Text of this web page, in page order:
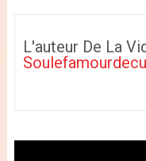
L'auteur De La